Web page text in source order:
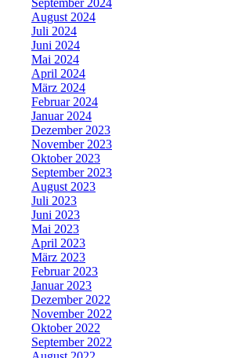
August 2024
Juli 2024
Juni 2024
Mai 2024
April 2024
März 2024
Februar 2024
Januar 2024
Dezember 2023
November 2023
Oktober 2023
September 2023
August 2023
Juli 2023
Juni 2023
Mai 2023
April 2023
März 2023
Februar 2023
Januar 2023
Dezember 2022
November 2022
Oktober 2022
September 2022